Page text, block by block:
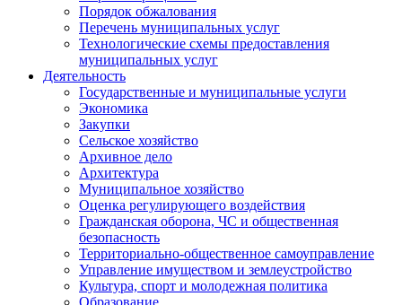
Порядок обжалования
Перечень муниципальных услуг
Технологические схемы предоставления
муниципальных услуг
Деятельность
Государственные и муниципальные услуги
Экономика
Закупки
Сельское хозяйство
Архивное дело
Архитектура
Муниципальное хозяйство
Оценка регулирующего воздействия
Гражданская оборона, ЧС и общественная
безопасность
Территориально-общественное самоуправление
Управление имуществом и землеустройство
Культура, спорт и молодежная политика
Образование